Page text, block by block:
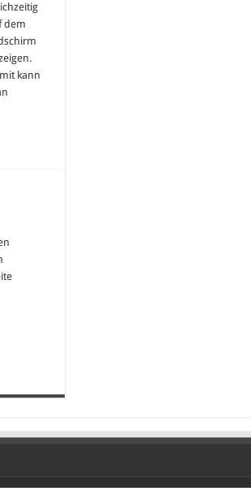
dem
kann